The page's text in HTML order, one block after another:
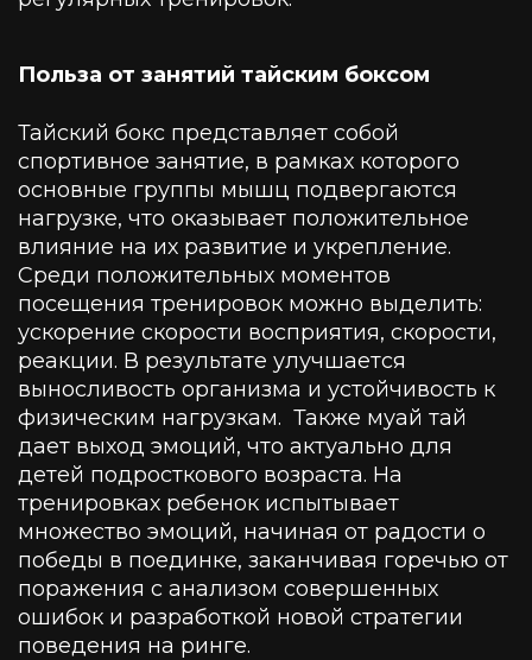
Польза от занятий тайским боксом
Тайский бокс представляет собой
спортивное занятие, в рамках которого
основные группы мышц подвергаются
нагрузке, что оказывает положительное
влияние на их развитие и укрепление.
Среди положительных моментов
посещения тренировок можно выделить:
ускорение скорости восприятия, скорости,
реакции. В результате улучшается
выносливость организма и устойчивость к
физическим нагрузкам. Также муай тай
дает выход эмоций, что актуально для
детей подросткового возраста. На
тренировках ребенок испытывает
множество эмоций, начиная от радости о
победы в поединке, заканчивая горечью от
поражения с анализом совершенных
ошибок и разработкой новой стратегии
поведения на ринге.